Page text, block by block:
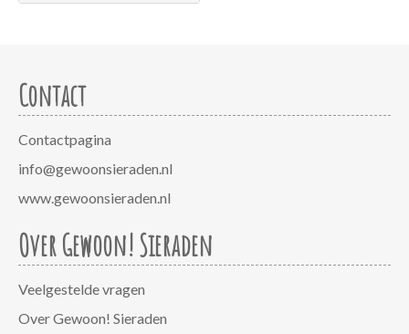
Contact
Contactpagina
info@gewoonsieraden.nl
www.gewoonsieraden.nl
Over Gewoon! Sieraden
Veelgestelde vragen
Over Gewoon! Sieraden